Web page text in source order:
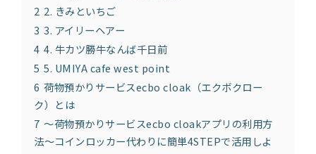
2 2. きみといちご
3 3. アイリーヘアー
4 4. 牛カツ勝牛なんば千日前
5 5. UMIYA cafe west point
6 荷物預かりサービスecbo cloak（エクボクロー
ク）とは
7 〜荷物預かりサービスecbo cloakアプリの利用方
法〜コインロッカー代わりに簡単4STEPで活用しよ